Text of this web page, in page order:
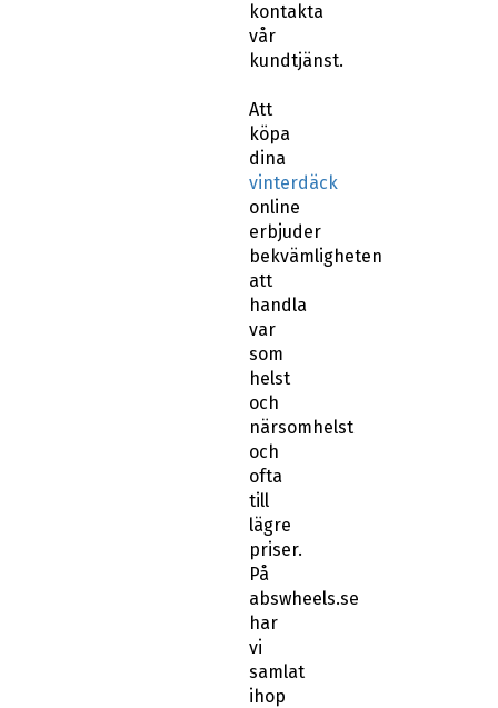
kontakta
vår
kundtjänst.
Att
köpa
dina
vinterdäck
online
erbjuder
bekvämligheten
att
handla
var
som
helst
och
närsomhelst
och
ofta
till
lägre
priser.
På
abswheels.se
har
vi
samlat
ihop